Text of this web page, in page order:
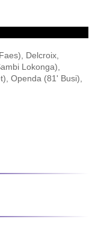
Delcroix,
Lokonga),
Openda (81' Busi),